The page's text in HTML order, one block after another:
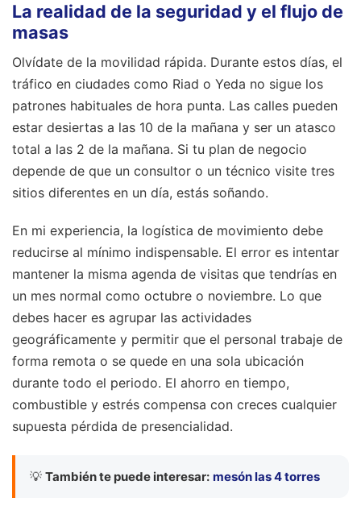
La realidad de la seguridad y el flujo de
masas
Olvídate de la movilidad rápida. Durante estos días, el
tráfico en ciudades como Riad o Yeda no sigue los
patrones habituales de hora punta. Las calles pueden
estar desiertas a las 10 de la mañana y ser un atasco
total a las 2 de la mañana. Si tu plan de negocio
depende de que un consultor o un técnico visite tres
sitios diferentes en un día, estás soñando.
En mi experiencia, la logística de movimiento debe
reducirse al mínimo indispensable. El error es intentar
mantener la misma agenda de visitas que tendrías en
un mes normal como octubre o noviembre. Lo que
debes hacer es agrupar las actividades
geográficamente y permitir que el personal trabaje de
forma remota o se quede en una sola ubicación
durante todo el periodo. El ahorro en tiempo,
combustible y estrés compensa con creces cualquier
supuesta pérdida de presencialidad.
💡 También te puede interesar: mesón las 4 torres